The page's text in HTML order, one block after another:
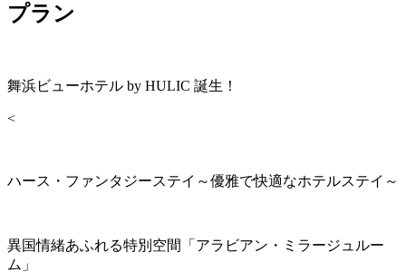
プラン
舞浜ビューホテル by HULIC 誕生！
<
ハース・ファンタジーステイ～優雅で快適なホテルステイ～
異国情緒あふれる特別空間「アラビアン・ミラージュルー
ム」